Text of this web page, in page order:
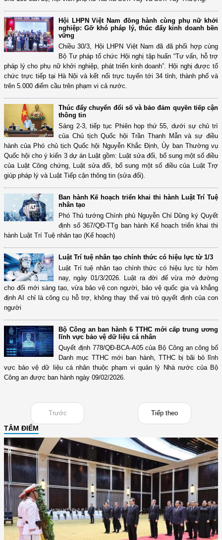
Hội LHPN Việt Nam đồng hành cùng phụ nữ khởi
nghiệp: Gỡ khó pháp lý, thúc đẩy kinh doanh bền
vững
Chiều 30/3, Hội LHPN Việt Nam đã đã phối hợp cùng
Bộ Tư pháp tổ chức Hội nghị tập huấn “Tư vấn, hỗ trợ
pháp lý cho phụ nữ khởi nghiệp, phát triển kinh doanh”. Hội nghị được tổ
chức trực tiếp tại Hà Nội và kết nối trực tuyến tới 34 tỉnh, thành phố và
trên 5.000 điểm cầu trên phạm vi cả nước.
Thúc đẩy chuyển đổi số và bảo đảm quyền tiếp cận
thông tin
Sáng 2-3, tiếp tục Phiên họp thứ 55, dưới sự chủ trì
của Chủ tịch Quốc hội Trần Thanh Mẫn và sự điều
hành của Phó chủ tịch Quốc hội Nguyễn Khắc Định, Ủy ban Thường vụ
Quốc hội cho ý kiến 3 dự án Luật gồm: Luật sửa đổi, bổ sung một số điều
của Luật Công chứng, Luật sửa đổi, bổ sung một số điều của Luật Trợ
giúp pháp lý và Luật Tiếp cận thông tin (sửa đổi).
Ban hành Kế hoạch triển khai thi hành Luật Trí Tuệ
nhân tạo
Phó Thủ tướng Chính phủ Nguyễn Chí Dũng ký Quyết
định số 367/QĐ-TTg ban hành Kế hoạch triển khai thi
hành Luật Trí Tuệ nhân tạo (Kế hoạch)
Luật Trí tuệ nhân tạo chính thức có hiệu lực từ 1/3
Luật Trí tuệ nhân tạo chính thức có hiệu lực từ hôm
nay, ngày 01/3/2026. Luật ra đời để vừa mở đường
cho đổi mới sáng tạo, vừa bảo vệ con người, bảo vệ quốc gia và khẳng
định AI chỉ là công cụ hỗ trợ, không thay thế vai trò quyết định của con
người
Bộ Công an ban hành 6 TTHC mới cấp trung ương
lĩnh vực bảo vệ dữ liệu cá nhân
Quyết định 778/QĐ-BCA-A05 của Bộ Công an công bố
Danh mục TTHC mới ban hành, TTHC bị bãi bỏ lĩnh
vực bảo vệ dữ liệu cá nhân thuộc phạm vi quản lý Nhà nước của Bộ
Công an được ban hành ngày 09/02/2026.
Trước Tiếp theo
TÂM ĐIỂM